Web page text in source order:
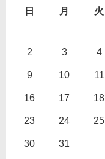
日 月 火
2 3 4
9 10 11
16 17 18
23 24 25
30 31